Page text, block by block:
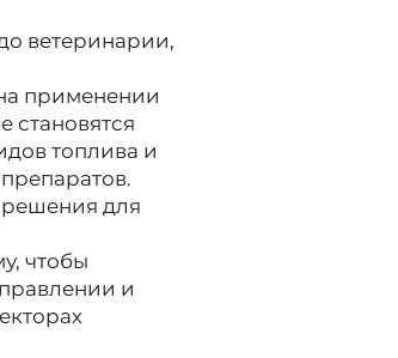
ветеринарии,
применении
становятся
топлива и
решения для
чтобы
и